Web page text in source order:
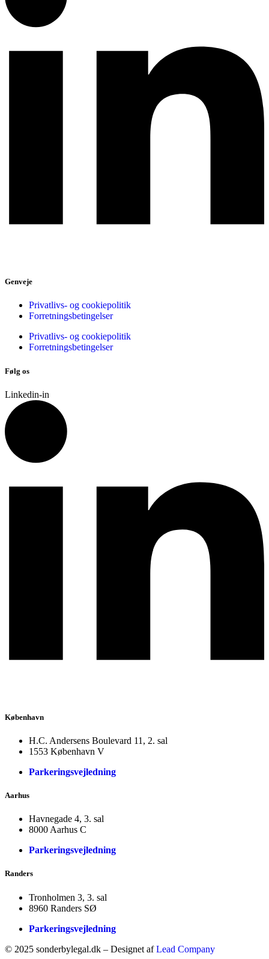
Genveje
Privatlivs- og cookiepolitik
Forretningsbetingelser
Privatlivs- og cookiepolitik
Forretningsbetingelser
Følg os
Linkedin-in
København
H.C. Andersens Boulevard 11, 2. sal
1553 København V
Parkeringsvejledning
Aarhus
Havnegade 4, 3. sal
8000 Aarhus C
Parkeringsvejledning
Randers
Tronholmen 3, 3. sal
8960 Randers SØ
Parkeringsvejledning
© 2025 sonderbylegal.dk – Designet afLead Company